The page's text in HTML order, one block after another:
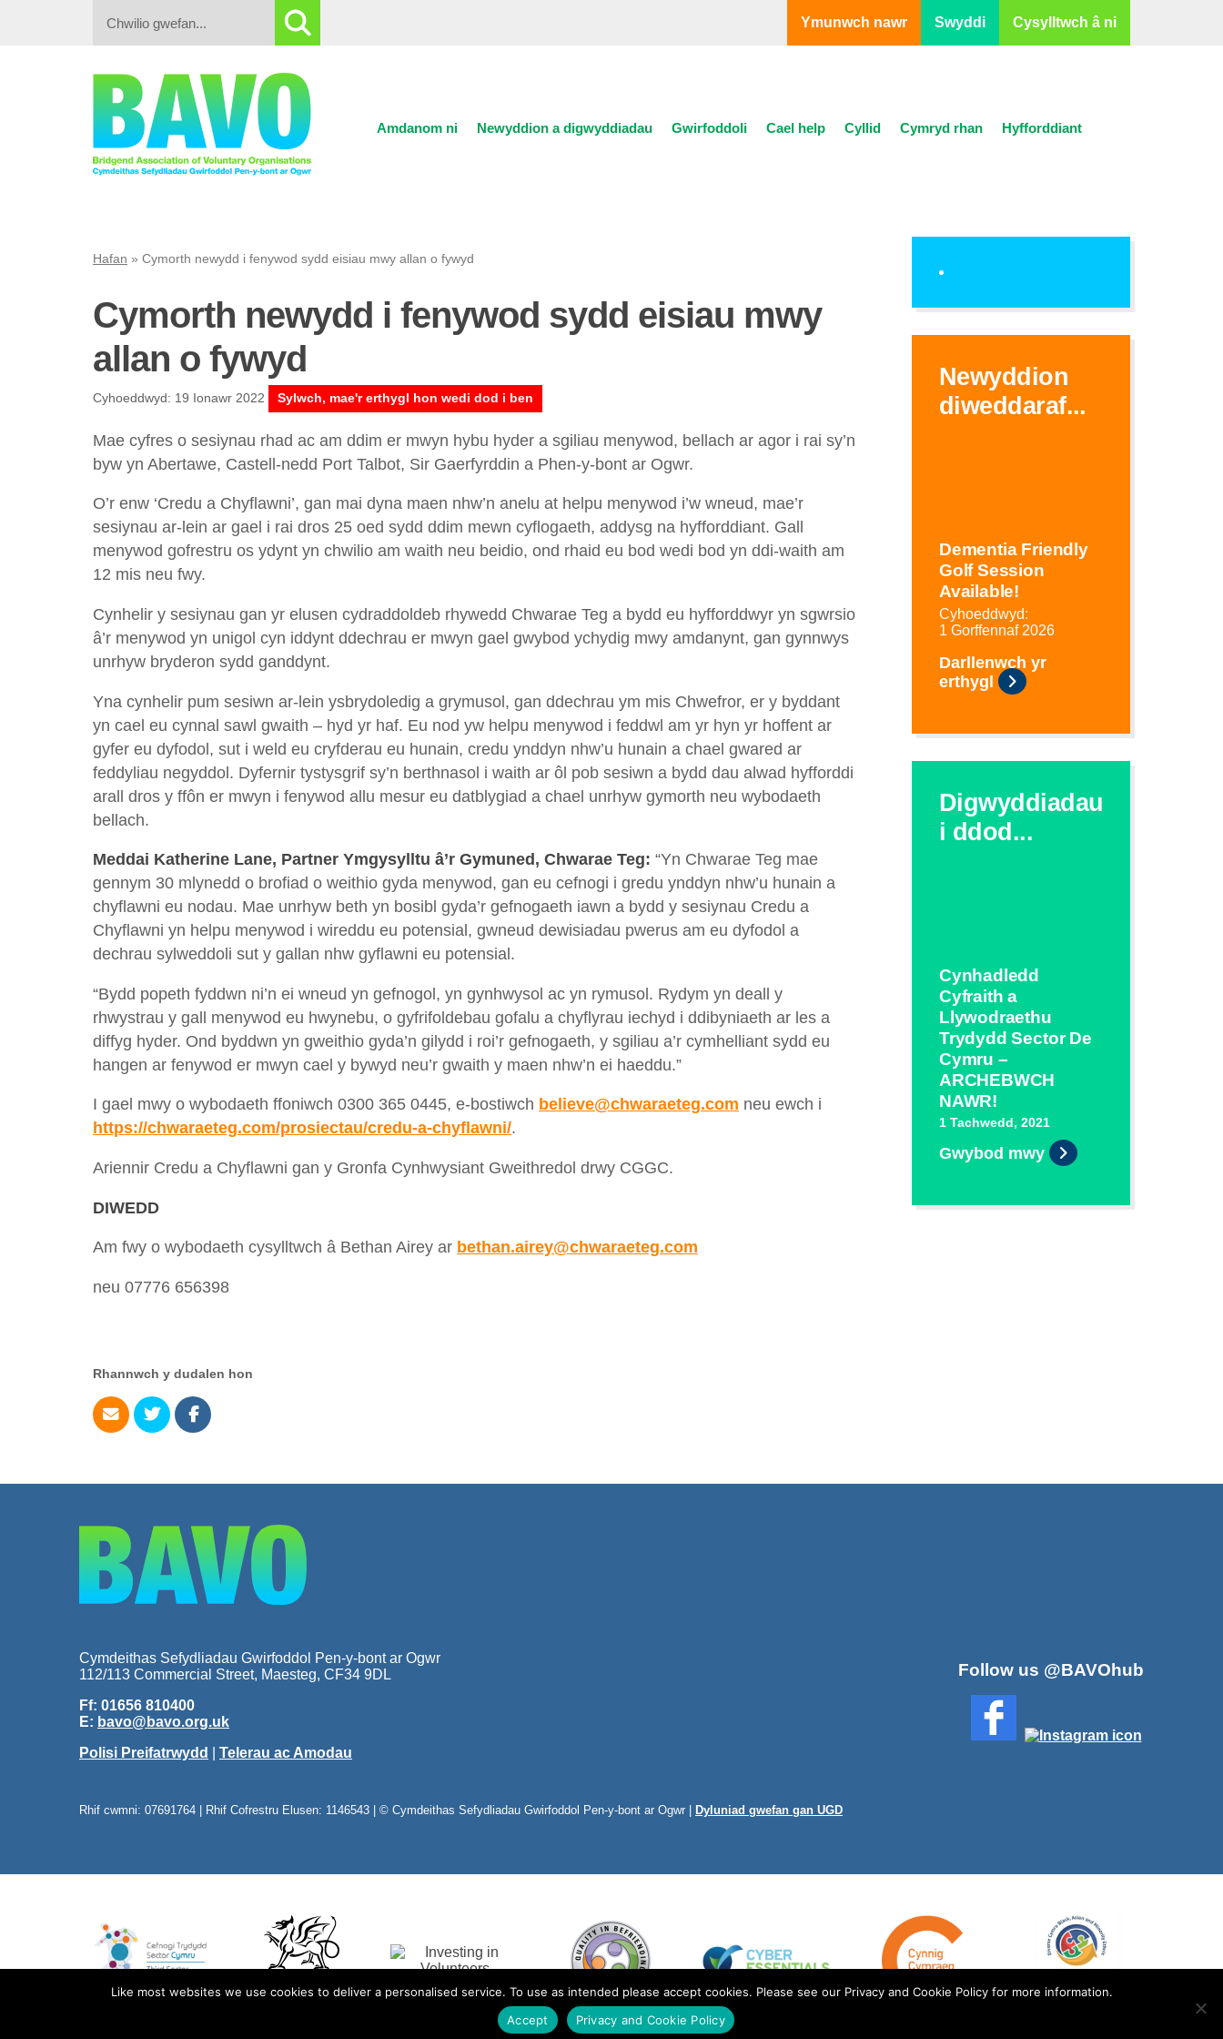
Ymunwch nawr
Swyddi Cysylltwch â ni
Amdanom ni Newyddion a digwyddiadau Gwirfoddoli Cael help Cyllid Cymryd rhan Hyfforddiant
Hafan » Cymorth newydd i fenywod sydd eisiau mwy allan o fywyd
Cymorth newydd i fenywod sydd eisiau mwy
allan o fywyd
Cyhoeddwyd: 19 Ionawr 2022 Sylwch, mae'r erthygl hon wedi dod i ben
Mae cyfres o sesiynau rhad ac am ddim er mwyn hybu hyder a sgiliau menywod, bellach ar agor i rai sy’n
byw yn Abertawe, Castell-nedd Port Talbot, Sir Gaerfyrddin a Phen-y-bont ar Ogwr.
O’r enw ‘Credu a Chyflawni’, gan mai dyna maen nhw’n anelu at helpu menywod i’w wneud, mae’r
sesiynau ar-lein ar gael i rai dros 25 oed sydd ddim mewn cyflogaeth, addysg na hyfforddiant. Gall
menywod gofrestru os ydynt yn chwilio am waith neu beidio, ond rhaid eu bod wedi bod yn ddi-waith am
12 mis neu fwy.
Cynhelir y sesiynau gan yr elusen cydraddoldeb rhywedd Chwarae Teg a bydd eu hyfforddwyr yn sgwrsio
â’r menywod yn unigol cyn iddynt ddechrau er mwyn gael gwybod ychydig mwy amdanynt, gan gynnwys
unrhyw bryderon sydd ganddynt.
Yna cynhelir pum sesiwn ar-lein ysbrydoledig a grymusol, gan ddechrau ym mis Chwefror, er y byddant
yn cael eu cynnal sawl gwaith – hyd yr haf. Eu nod yw helpu menywod i feddwl am yr hyn yr hoffent ar
gyfer eu dyfodol, sut i weld eu cryfderau eu hunain, credu ynddyn nhw’u hunain a chael gwared ar
feddyliau negyddol. Dyfernir tystysgrif sy’n berthnasol i waith ar ôl pob sesiwn a bydd dau alwad hyfforddi
arall dros y ffôn er mwyn i fenywod allu mesur eu datblygiad a chael unrhyw gymorth neu wybodaeth
bellach.
Meddai Katherine Lane, Partner Ymgysylltu â’r Gymuned, Chwarae Teg: “Yn Chwarae Teg mae
gennym 30 mlynedd o brofiad o weithio gyda menywod, gan eu cefnogi i gredu ynddyn nhw’u hunain a
chyflawni eu nodau. Mae unrhyw beth yn bosibl gyda’r gefnogaeth iawn a bydd y sesiynau Credu a
Chyflawni yn helpu menywod i wireddu eu potensial, gwneud dewisiadau pwerus am eu dyfodol a
dechrau sylweddoli sut y gallan nhw gyflawni eu potensial.
“Bydd popeth fyddwn ni’n ei wneud yn gefnogol, yn gynhwysol ac yn rymusol. Rydym yn deall y
rhwystrau y gall menywod eu hwynebu, o gyfrifoldebau gofalu a chyflyrau iechyd i ddibyniaeth ar les a
diffyg hyder. Ond byddwn yn gweithio gyda’n gilydd i roi’r gefnogaeth, y sgiliau a’r cymhelliant sydd eu
hangen ar fenywod er mwyn cael y bywyd neu’r gwaith y maen nhw’n ei haeddu.”
I gael mwy o wybodaeth ffoniwch 0300 365 0445, e-bostiwch believe@chwaraeteg.com neu ewch i
https://chwaraeteg.com/prosiectau/credu-a-chyflawni/.
Ariennir Credu a Chyflawni gan y Gronfa Cynhwysiant Gweithredol drwy CGGC.
DIWEDD
Am fwy o wybodaeth cysylltwch â Bethan Airey ar bethan.airey@chwaraeteg.com
neu 07776 656398
Rhannwch y dudalen hon
Newyddion
diweddaraf...
Dementia Friendly
Golf Session
Available!
Cyhoeddwyd:
1 Gorffennaf 2026
Darllenwch yr
erthygl
Digwyddiadau
i ddod...
Cynhadledd
Cyfraith a
Llywodraethu
Trydydd Sector De
Cymru –
ARCHEBWCH
NAWR!
1 Tachwedd, 2021
Gwybod mwy
Cymdeithas Sefydliadau Gwirfoddol Pen-y-bont ar Ogwr
112/113 Commercial Street, Maesteg, CF34 9DL
Ff: 01656 810400
E: bavo@bavo.org.uk
Polisi Preifatrwydd
Telerau ac Amodau
Follow us @BAVOhub
Rhif cwmni: 07691764 | Rhif Cofrestru Elusen: 1146543 | © Cymdeithas Sefydliadau Gwirfoddol Pen-y-bont ar Ogwr | Dyluniad gwefan gan UGD
Like most websites we use cookies to deliver a personalised service. To use as intended please accept cookies. Please see our Privacy and Cookie Policy for more information.
Accept
Privacy and Cookie Policy